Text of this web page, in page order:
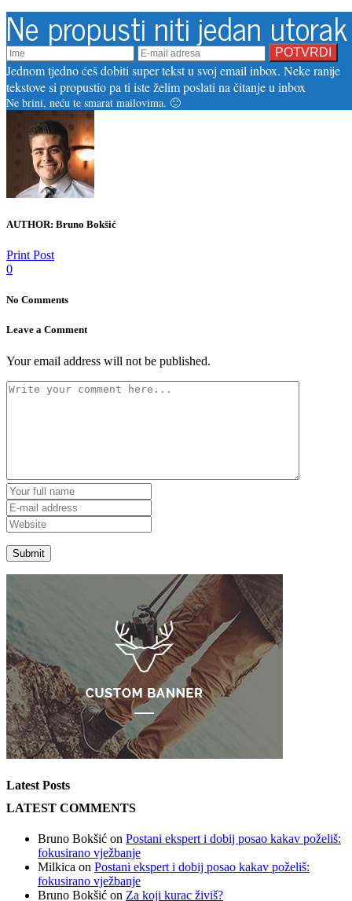
Ne propusti niti jedan utorak
Jednom tjedno ćeš dobiti super tekst u svoj email inbox. Neke ranije
tekstove si propustio pa ti iste želim poslati na čitanje u inbox
Ne brini, neću te smarat mailovima. 🙂
AUTHOR: Bruno Bokšić
Print Post
0
No Comments
Leave a Comment
Your email address will not be published.
Latest Posts
LATEST COMMENTS
Bruno Bokšić on Postani ekspert i dobij posao kakav poželiš:
fokusirano vježbanje
Milkica on Postani ekspert i dobij posao kakav poželiš:
fokusirano vježbanje
Bruno Bokšić on Za koji kurac živiš?